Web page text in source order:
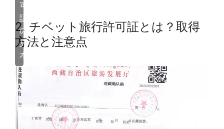
2. チベット旅行許可証とは？取得
方法と注意点
可
証
の
見
本